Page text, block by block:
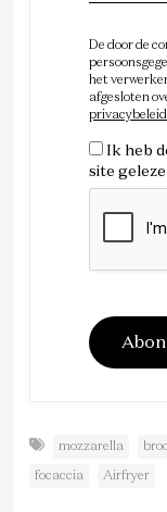
De door de
het
afgesloten
privacybeleid
Ik heb
site
mozzarella
focaccia Airfryer